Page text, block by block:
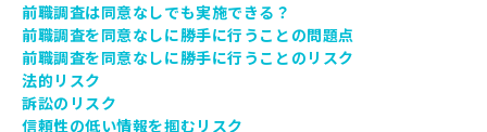
前職調査は同意なしでも実施できる？
前職調査を同意なしに勝手に行うことの問題点
前職調査を同意なしに勝手に行うことのリスク
法的リスク
訴訟のリスク
信頼性の低い情報を掴むリスク